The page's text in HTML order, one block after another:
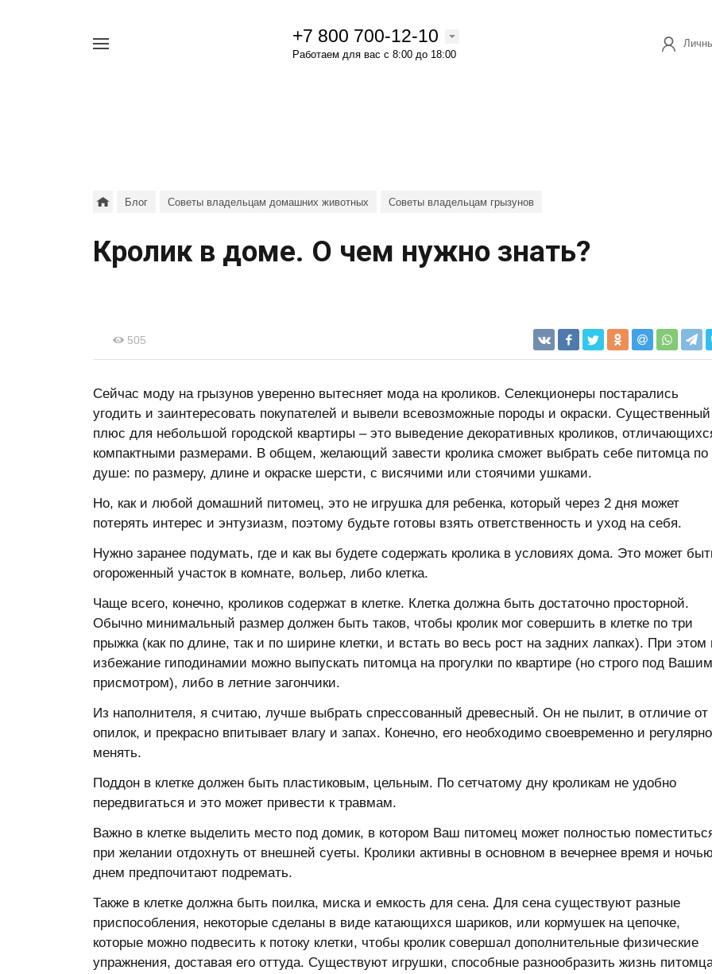
+7 800 700-12-10
Работаем для вас с 8:00 до 18:00
Блог Советы владельцам домашних животных Советы владельцам грызунов
Кролик в доме. О чем нужно знать?
505
Сейчас моду на грызунов уверенно вытесняет мода на кроликов. Селекционеры постарались
угодить и заинтересовать покупателей и вывели всевозможные породы и окраски. Существенный
плюс для небольшой городской квартиры – это выведение декоративных кроликов,
компактными размерами. В общем, желающий завести кролика сможет выбрать себе питомца по
душе: по размеру, длине и окраске шерсти, с висячими или стоячими ушками.
Но, как и любой домашний питомец, это не игрушка для ребенка, который через 2 дня может
потерять интерес и энтузиазм, поэтому будьте готовы взять ответственность и уход на себя.
Нужно заранее подумать, где и как вы будете содержать кролика в условиях дома. Это может
огороженный участок в комнате, вольер, либо клетка.
Чаще всего, конечно, кроликов содержат в клетке. Клетка должна быть достаточно просторной.
Обычно минимальный размер должен быть таков, чтобы кролик мог совершить в клетке по три
прыжка (как по длине, так и по ширине клетки, и встать во весь рост на задних лапках). При этом
избежание гиподинамии можно выпускать питомца на прогулки по квартире (но строго под Вашим
присмотром), либо в летние загончики.
Из наполнителя, я считаю, лучше выбрать спрессованный древесный. Он не пылит, в отличие от
опилок, и прекрасно впитывает влагу и запах. Конечно, его необходимо своевременно и регулярно
менять.
Поддон в клетке должен быть пластиковым, цельным. По сетчатому дну кроликам не удобно
передвигаться и это может привести к травмам.
Важно в клетке выделить место под домик, в котором Ваш питомец может полностью
при желании отдохнуть от внешней суеты. Кролики активны в основном в вечернее время и
днем предпочитают подремать.
Также в клетке должна быть поилка, миска и емкость для сена. Для сена существуют разные
приспособления, некоторые сделаны в виде катающихся шариков, или кормушек на цепочке,
которые можно подвесить к потоку клетки, чтобы кролик совершал дополнительные физические
упражнения, доставая его оттуда. Существуют игрушки, способные разнообразить жизнь